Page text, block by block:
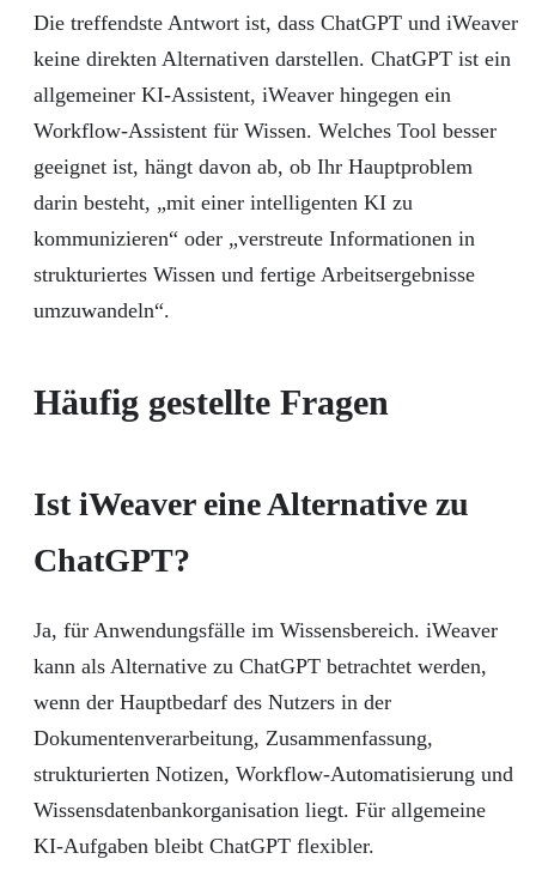
Die treffendste Antwort ist, dass ChatGPT und iWeaver
keine direkten Alternativen darstellen. ChatGPT ist ein
allgemeiner KI-Assistent, iWeaver hingegen ein
Workflow-Assistent für Wissen. Welches Tool besser
geeignet ist, hängt davon ab, ob Ihr Hauptproblem
darin besteht, „mit einer intelligenten KI zu
kommunizieren“ oder „verstreute Informationen in
strukturiertes Wissen und fertige Arbeitsergebnisse
umzuwandeln“.
Häufig gestellte Fragen
Ist iWeaver eine Alternative zu
ChatGPT?
Ja, für Anwendungsfälle im Wissensbereich. iWeaver
kann als Alternative zu ChatGPT betrachtet werden,
wenn der Hauptbedarf des Nutzers in der
Dokumentenverarbeitung, Zusammenfassung,
strukturierten Notizen, Workflow-Automatisierung und
Wissensdatenbankorganisation liegt. Für allgemeine
KI-Aufgaben bleibt ChatGPT flexibler.